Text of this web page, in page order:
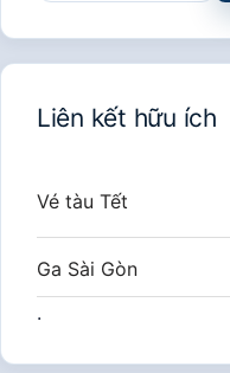
Liên kết hữu ích
Vé tàu Tết
Ga Sài Gòn
.